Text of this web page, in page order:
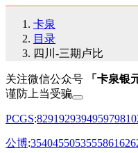
卡泉
目录
四川-三期卢比
关注微信公众号 「卡泉银
谨防上当受骗
PCGS:829192939495979810
公博:354045505355586162